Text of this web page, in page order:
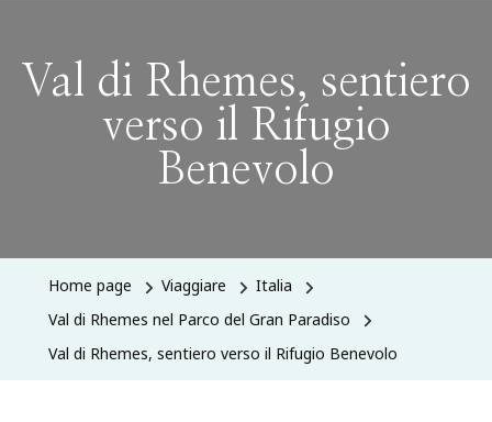
Val di Rhemes, sentiero
verso il Rifugio
Benevolo
Home page Viaggiare
Italia
Val di Rhemes nel Parco del Gran Paradiso
Val di Rhemes, sentiero verso il Rifugio Benevolo